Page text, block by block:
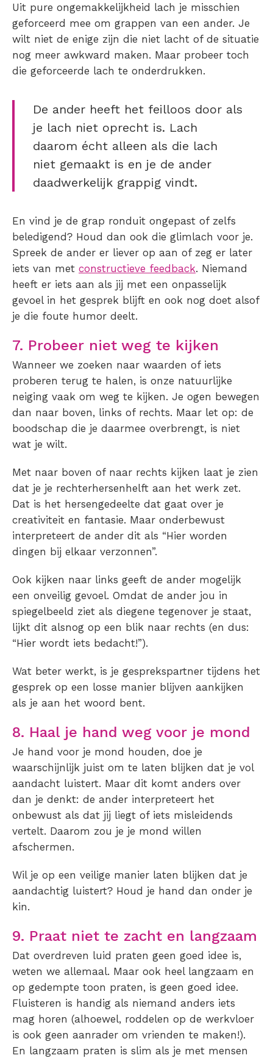
Uit pure ongemakkelijkheid lach je misschien
geforceerd mee om grappen van een ander. Je
wilt niet de enige zijn die niet lacht of de situatie
nog meer awkward maken. Maar probeer toch
die geforceerde lach te onderdrukken.
De ander heeft het feilloos door als
je lach niet oprecht is. Lach
daarom écht alleen als die lach
niet gemaakt is en je de ander
daadwerkelijk grappig vindt.
En vind je de grap ronduit ongepast of zelfs
beledigend? Houd dan ook die glimlach voor je.
Spreek de ander er liever op aan of zeg er later
iets van met constructieve feedback. Niemand
heeft er iets aan als jij met een onpasselijk
gevoel in het gesprek blijft en ook nog doet alsof
je die foute humor deelt.
7. Probeer niet weg te kijken
Wanneer we zoeken naar waarden of iets
proberen terug te halen, is onze natuurlijke
neiging vaak om weg te kijken. Je ogen bewegen
dan naar boven, links of rechts. Maar let op: de
boodschap die je daarmee overbrengt, is niet
wat je wilt.
Met naar boven of naar rechts kijken laat je zien
dat je je rechterhersenhelft aan het werk zet.
Dat is het hersengedeelte dat gaat over je
creativiteit en fantasie. Maar onderbewust
interpreteert de ander dit als “Hier worden
dingen bij elkaar verzonnen”.
Ook kijken naar links geeft de ander mogelijk
een onveilig gevoel. Omdat de ander jou in
spiegelbeeld ziet als diegene tegenover je staat,
lijkt dit alsnog op een blik naar rechts (en dus:
“Hier wordt iets bedacht!”).
Wat beter werkt, is je gesprekspartner tijdens het
gesprek op een losse manier blijven aankijken
als je aan het woord bent.
8. Haal je hand weg voor je mond
Je hand voor je mond houden, doe je
waarschijnlijk juist om te laten blijken dat je vol
aandacht luistert. Maar dit komt anders over
dan je denkt: de ander interpreteert het
onbewust als dat jij liegt of iets misleidends
vertelt. Daarom zou je je mond willen
afschermen.
Wil je op een veilige manier laten blijken dat je
aandachtig luistert? Houd je hand dan onder je
kin.
9. Praat niet te zacht en langzaam
Dat overdreven luid praten geen goed idee is,
weten we allemaal. Maar ook heel langzaam en
op gedempte toon praten, is geen goed idee.
Fluisteren is handig als niemand anders iets
mag horen (alhoewel, roddelen op de werkvloer
is ook geen aanrader om vrienden te maken!).
En langzaam praten is slim als je met mensen